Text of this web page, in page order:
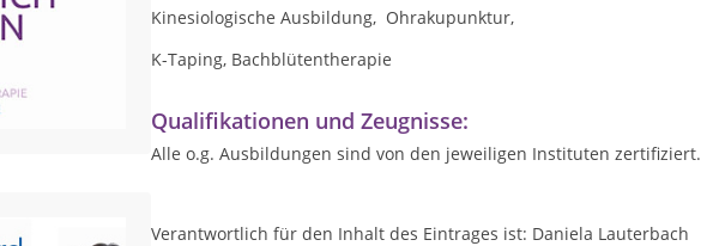
Kinesiologische Ausbildung, Ohrakupunktur,
K-Taping, Bachblütentherapie
Qualifikationen und Zeugnisse:
Alle o.g. Ausbildungen sind von den jeweiligen Instituten zertifiziert.
Verantwortlich für den Inhalt des Eintrages ist: Daniela Lauterbach